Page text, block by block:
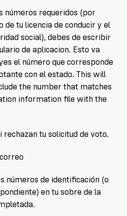
números requeridos (por
de tu licencia de conducir y el
social), debes de escribir
de aplicacion. Esto va
el número que corresponde
con el estado. This will
the number that matches
information file with the
rechazan tu solicitud de voto.
números de identificación (o
en tu sobre de la